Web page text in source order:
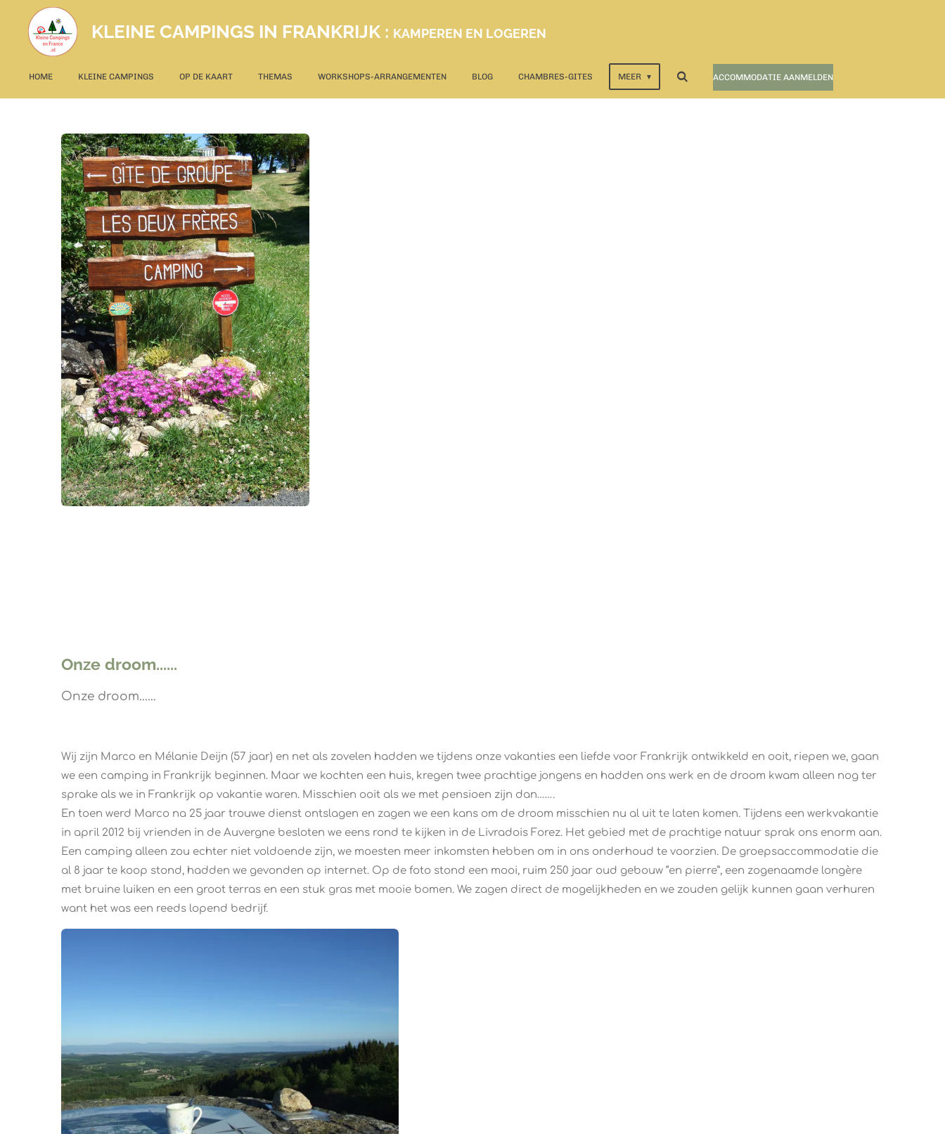
direct
KLEINE CAMPINGS IN FRANKRIJK : KAMPEREN EN LOGEREN
HOME KLEINE CAMPINGS OP DE KAART THEMAS WORKSHOPS-ARRANGEMENTEN BLOG CHAMBRES-GITES MEER ACCOMMODATIE AANMELDEN
Onze droom......
Onze droom......
Wij zijn Marco en Mélanie Deijn (57 jaar) en net als zovelen hadden we tijdens onze vakanties een liefde voor Frankrijk ontwikkeld en ooit, riepen we, gaan
we een camping in Frankrijk beginnen. Maar we kochten een huis, kregen twee prachtige jongens en hadden ons werk en de droom kwam alleen nog ter
sprake als we in Frankrijk op vakantie waren. Misschien ooit als we met pensioen zijn dan…….
En toen werd Marco na 25 jaar trouwe dienst ontslagen en zagen we een kans om de droom misschien nu al uit te laten komen. Tijdens een werkvakantie
in april 2012 bij vrienden in de Auvergne besloten we eens rond te kijken in de Livradois Forez. Het gebied met de prachtige natuur sprak ons enorm aan.
Een camping alleen zou echter niet voldoende zijn, we moesten meer inkomsten hebben om in ons onderhoud te voorzien. De groepsaccommodatie die
al 8 jaar te koop stond, hadden we gevonden op internet. Op de foto stond een mooi, ruim 250 jaar oud gebouw “en pierre”, een zogenaamde longère
met bruine luiken en een groot terras en een stuk gras met mooie bomen. We zagen direct de mogelijkheden en we zouden gelijk kunnen gaan verhuren
want het was een reeds lopend bedrijf.